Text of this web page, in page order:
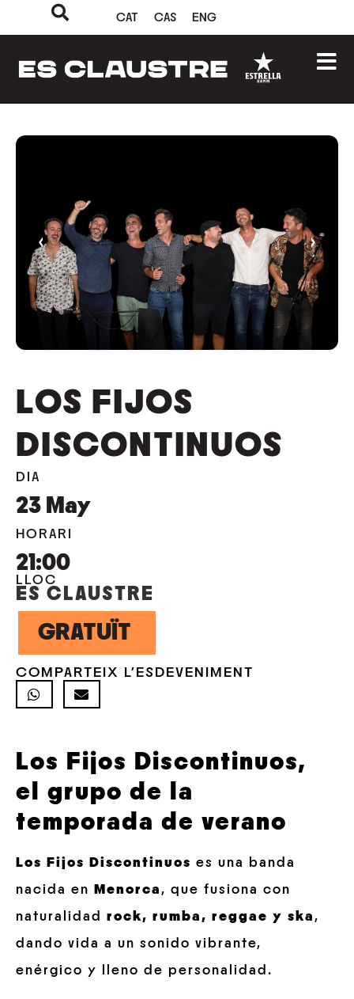
CAT CAS ENG
‹ ›
LOS FIJOS
DISCONTINUOS
DIA
23 May
HORARI
21:00
LLOC
ES CLAUSTRE
GRATUÏT
COMPARTEIX L'ESDEVENIMENT
Los Fijos Discontinuos,
el grupo de la
temporada de verano
Los Fijos Discontinuos es una banda
nacida en
Menorca , que fusiona con
naturalidad rock, rumba, reggae y ska ,
dando vida a un sonido vibrante,
enérgico y lleno de personalidad.